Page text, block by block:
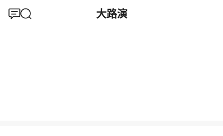
大路演